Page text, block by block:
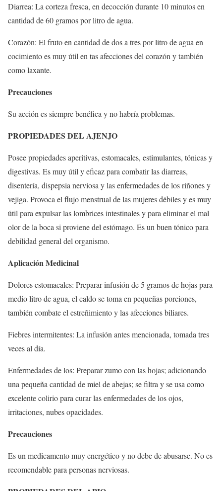
Diarrea: La corteza fresca, en decocción durante 10 minutos en
cantidad de 60 gramos por litro de agua.
Corazón: El fruto en cantidad de dos a tres por litro de agua en
cocimiento es muy útil en tas afecciones del corazón y también
como laxante.
Precauciones
Su acción es siempre benéfica y no habría problemas.
PROPIEDADES DEL AJENJO
Posee propiedades aperitivas, estomacales, estimulantes, tónicas y
digestivas. Es muy útil y eficaz para combatir las diarreas,
disentería, dispepsia nerviosa y las enfermedades de los riñones y
vejiga. Provoca el flujo menstrual de las mujeres débiles y es muy
útil para expulsar las lombrices intestinales y para eliminar el mal
olor de la boca si proviene del estómago. Es un buen tónico para
debilidad general del organismo.
Aplicación Medicinal
Dolores estomacales: Preparar infusión de 5 gramos de hojas para
medio litro de agua, el caldo se toma en pequeñas porciones,
también combate el estreñimiento y las afecciones biliares.
Fiebres intermitentes: La infusión antes mencionada, tomada tres
veces al día.
Enfermedades de los: Preparar zumo con las hojas; adicionando
una pequeña cantidad de miel de abejas; se filtra y se usa como
excelente colirio para curar las enfermedades de los ojos,
irritaciones, nubes opacidades.
Precauciones
Es un medicamento muy energético y no debe de abusarse. No es
recomendable para personas nerviosas.